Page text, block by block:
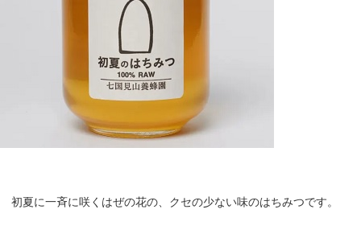
初夏に一斉に咲くはぜの花の、クセの少ない味のはちみつです。